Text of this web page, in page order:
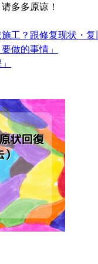
多多原谅！
工？跟修复现状 ・ 复
做的事情 」
」